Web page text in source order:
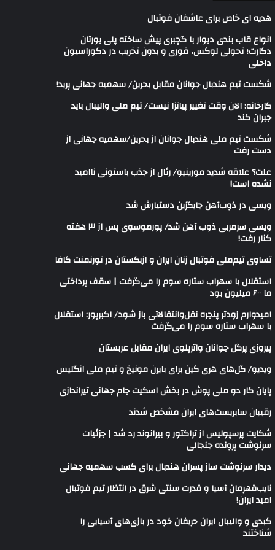
هدیه ای خاص برای عاشفان فوتبال
انواع قاب بندی دیوار با گچبری پیش ساخته پلی یورتان
دکارت؛ تحولی لوکس، فوری و بدون تخریب در دکوراسیون
داخلی
شکست تیم هندبال جوانان مقابل بحرین/ سهمیه جهانی پرید!
کارخانه: الان وقت تغییر پیاتزا نیست/ تیم ملی والیبال باید
جبران کند
شکست تیم ملی هندبال جوانان از بحرین/سهمیه جهانی از
دست رفت
علت؟ علاقه شدید مورینیو/ رئال از جذب باستونی ناامید
نشده است!
ویسی در ذوب‌آهن جایگزین دستیارش شد
ویسی سرمربی ذوب آهن شد/ پورموسوی پس از ۳ هفته
کنار رفت!
تساوی تیم‌ملی فوتبال زنان ایران و ازبکستان در تورنمنت کافا
استقلال با سهراب ستاره سوم را می‌گرفت | سقف پرداختی
ما ۶۰۰ میلیون بود
امیدوارم زودتر پنجره نقل‌وانتقالاتی باز شود/ اکبرپور: استقلال
با سهراب ستاره سوم را می‌گرفت
پیروزی پرگل جوانان واترپلوی ایران مقابل عربستان
ویدیو/ گل‌های هری‌ کین برای بایرن مونیخ و تیم ملی انگلیس
پایان کار دو ملی پوش در بخش اسکیت جام جهانی تیراندازی
رقیبان سابریست‌های ایران مشخص شدند
شکایت پرسپولیس از تراکتور و بیرانوند رد شد | جزئیات
سرنوشت پرونده جنجالی
دیدار سرنوشت ساز پسران هندبال برای کسب سهمیه جهانی
نایب‌قهرمان آسیا و قدرت سنتی شرق در انتظار تیم فوتبال
امید ایران!
کبدی و والیبال ایران حریفان خود در بازی‌های آسیایی را
شناختند